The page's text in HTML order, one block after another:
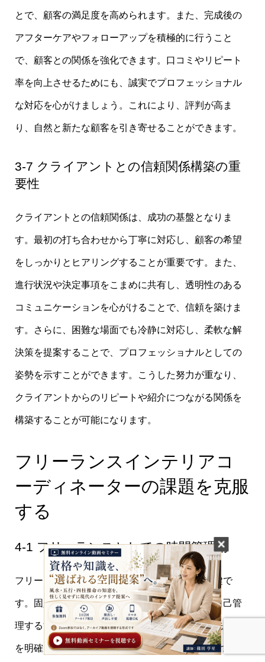
とで、顧客の満足度を高められます。また、完成後の
アフターケアやフォローアップを積極的に行うこと
で、顧客との関係を強化できます。口コミやリピート
率を向上させるためにも、誠実でプロフェッショナル
な対応を心がけましょう。これにより、評判が高ま
り、自然と新たな顧客を引き寄せることができます。
3-7 クライアントとの信頼関係構築の重
要性
クライアントとの信頼関係は、成功の基盤となりま
す。最初の打ち合わせから丁寧に対応し、顧客の希望
をしっかりとヒアリングすることが重要です。また、
進行状況や決定事項をこまめに共有し、透明性のある
コミュニケーションを心がけることで、信頼を築けま
す。さらに、困難な場面でも冷静に対応し、柔軟な解
決策を提案することで、プロフェッショナルとしての
姿勢を示すことができます。こうした努力が重なり、
クライアントからのリピートや紹介につながる関係を
構築することが可能になります。
フリーランスインテリアコ
ーディネーターの課題を克服
する
4-1 フリーランスとしての時間管理術
フリーランスとして働く際、時間管理は成功の鍵で
す。固定の勤務時間がない分、スケジュールを自己管
理する能力が求められます。まず、タスクの優先順位
を明確にし、1日の始まりに計画を立てる習慣をつけま